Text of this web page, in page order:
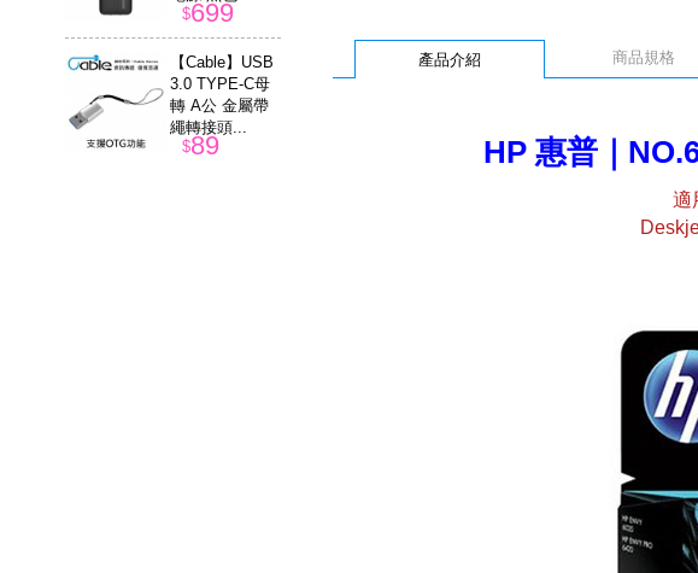
產品介紹 商品規格
HP 惠普｜
適
$699
【Cable】USB
3.0 TYPE-C母
轉 A公 金屬帶
繩轉接頭...
$89